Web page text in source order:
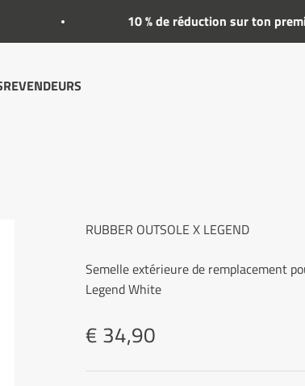
10 % de réduction sur ton premier
REVENDEURS
RUBBER OUTSOLE X LEGEND
Semelle extérieure de remplacement
Legend White
Prix remisé
€ 34,90